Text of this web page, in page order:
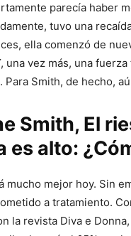
parecía haber
tuvo una
ella comenzó de
una vez más, una
Para Smith, de hecho,
Smith, El
es alto:
mucho mejor hoy. Sin
a tratamiento.
la revista Diva e